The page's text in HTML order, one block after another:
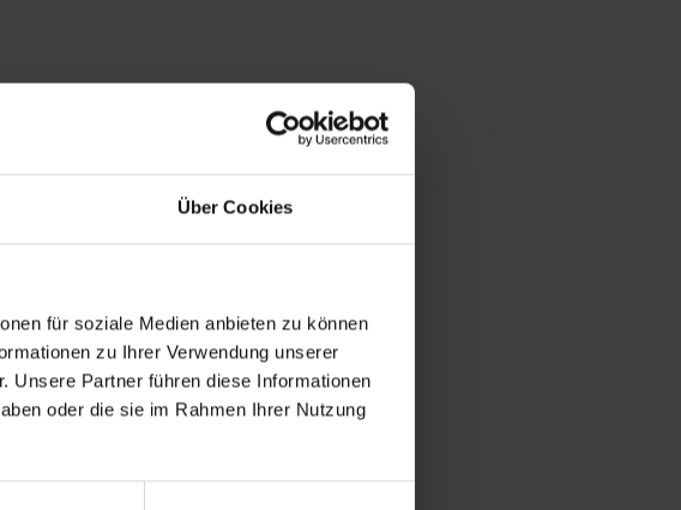
Über Cookies
für soziale Medien anbieten zu können
zu Ihrer Verwendung unserer
Unsere Partner führen diese Informationen
oder die sie im Rahmen Ihrer Nutzung